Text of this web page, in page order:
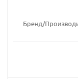
Бренд/